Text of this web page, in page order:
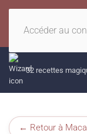
Accéder au
32 recettes
← Retour à